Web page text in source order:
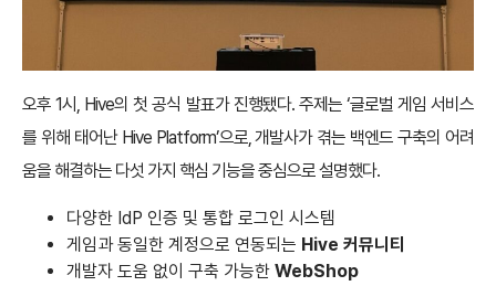
오후 1시, Hive의 첫 공식 발표가 진행됐다. 주제는 ‘글로벌 게임 서비스
를 위해 태어난 Hive Platform’으로, 개발사가 겪는 백엔드 구축의 어려
움을 해결하는 다섯 가지 핵심 기능을 중심으로 설명했다.
다양한 IdP 인증 및 통합 로그인 시스템
게임과 동일한 계정으로 연동되는 Hive 커뮤니티
개발자 도움 없이 구축 가능한 WebShop